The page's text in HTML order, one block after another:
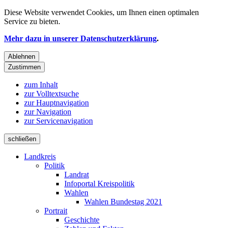
Diese Website verwendet Cookies, um Ihnen einen optimalen
Service zu bieten.
Mehr dazu in unserer Datenschutzerklärung.
Ablehnen
Zustimmen
zum Inhalt
zur Volltextsuche
zur Hauptnavigation
zur Navigation
zur Servicenavigation
schließen
Landkreis
Politik
Landrat
Infoportal Kreispolitik
Wahlen
Wahlen Bundestag 2021
Portrait
Geschichte